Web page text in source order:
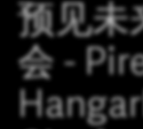
预见未
会 -